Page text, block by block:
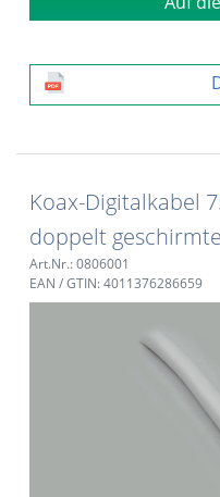
Koax-Digitalkabel
doppelt
Art.Nr.: 0806001
EAN / GTIN: 4011376286659